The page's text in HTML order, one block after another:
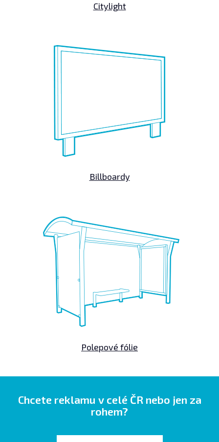
Citylight
Billboardy
Polepové fólie
Chcete reklamu v celé ČR nebo jen za
rohem?